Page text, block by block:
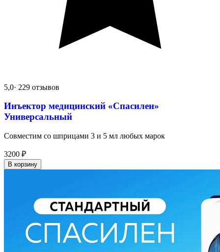
5,0· 229 отзывов
Инъектор медицинский «Спасилен»
Универсальный
Совместим со шприцами 3 и 5 мл любых марок
3200 ₽
В корзину